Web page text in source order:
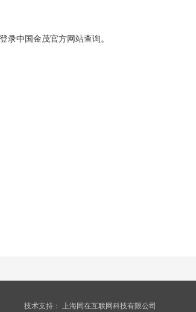
录中国金茂官方网站查询。
技术支持： 上海同在互联网科技有限公司